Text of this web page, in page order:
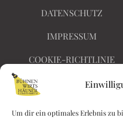
Um dir ein optimales Erlebnis zu
DATENSCHUTZ
IMPRESSUM
COOKIE-RICHTLINIE
BARRIEREFREIHEIT